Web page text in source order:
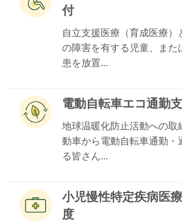
付
自立支援医療（育成医療）
の障害を有する児童、また
患を放置...
電動自転車エコ通勤
地球温暖化防止活動への取
動車から電動自転車通勤・
る皆さん...
小児慢性特定疾病医
度